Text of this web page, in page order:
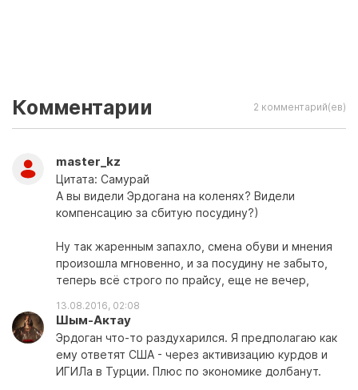
Комментарии 2 комментарий(ев)
master_kz
Цитата: Самурай
А вы видели Эрдогана на коленях? Видели
компенсацию за сбитую посудину?)
Ну так жаренным запахло, смена обуви и мнения
произошла мгновенно, и за посудину не забыто,
теперь всё строго по прайсу, еще не вечер,
13.08.2016, 02:08
Шым-Актау
Эрдоган что-то раздухарился. Я предполагаю как
ему ответят США - через активизацию курдов и
ИГИЛа в Турции. Плюс по экономике долбанут.